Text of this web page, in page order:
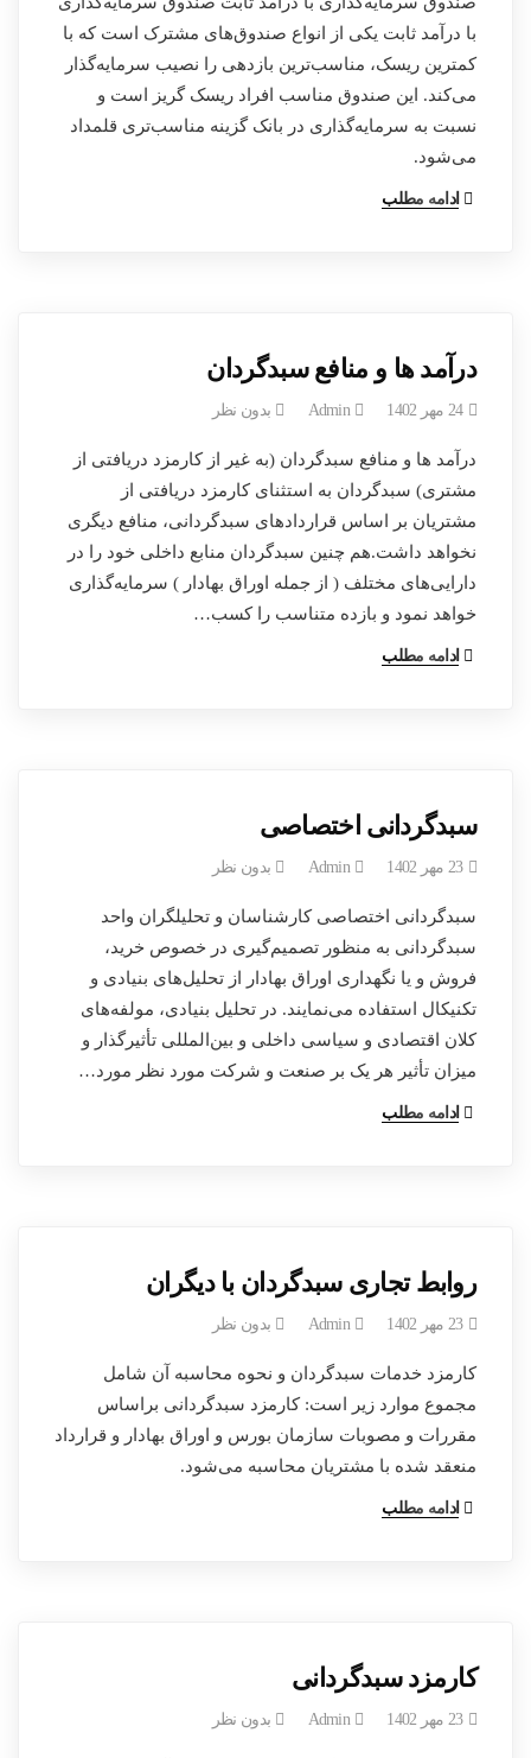
با درآمد ثابت یکی از انواع صندوق‌های مشترک است که با
کمترین ریسک، مناسب‌ترین بازدهی را نصیب سرمایه‌گذار
می‌کند. این صندوق مناسب افراد ریسک گریز است و
نسبت به سرمایه‌گذاری در بانک گزینه مناسب‌تری قلمداد
می‌شود.
ادامه مطلب
درآمد ها و منافع سبدگردان
24 مهر 1402 Admin بدون نظر
درآمد ها و منافع سبدگردان (به غیر از کارمزد دریافتی از
مشتری) سبدگردان به استثنای کارمزد دریافتی از
مشتریان بر اساس قراردادهای سبدگردانی، منافع دیگری
نخواهد داشت.هم چنین سبدگردان منابع داخلی خود را در
دارایی‌های مختلف ( از جمله اوراق بهادار ) سرمایه‌گذاری
خواهد نمود و بازده متناسب را کسب…
ادامه مطلب
سبدگردانی اختصاصی
23 مهر 1402 Admin بدون نظر
سبدگردانی اختصاصی کارشناسان و تحلیلگران واحد
سبدگردانی به منظور تصمیم‌گیری در خصوص خرید،
فروش و یا نگهداری اوراق بهادار از تحلیل‌های بنیادی و
تکنیکال استفاده می‌نمایند. در تحلیل بنیادی، مولفه‌های
کلان اقتصادی و سیاسی داخلی و بین‌المللی تأثیرگذار و
میزان تأثیر هر یک بر صنعت و شرکت مورد نظر مورد…
ادامه مطلب
روابط تجاری سبدگردان با دیگران
23 مهر 1402 Admin بدون نظر
کارمزد خدمات سبدگردان و نحوه محاسبه آن شامل
مجموع موارد زیر است: کارمزد سبدگردانی براساس
مقررات و مصوبات سازمان بورس و اوراق بهادار و قرارداد
منعقد شده با مشتریان محاسبه می‌شود.
ادامه مطلب
کارمزد سبدگردانی
23 مهر 1402 Admin بدون نظر